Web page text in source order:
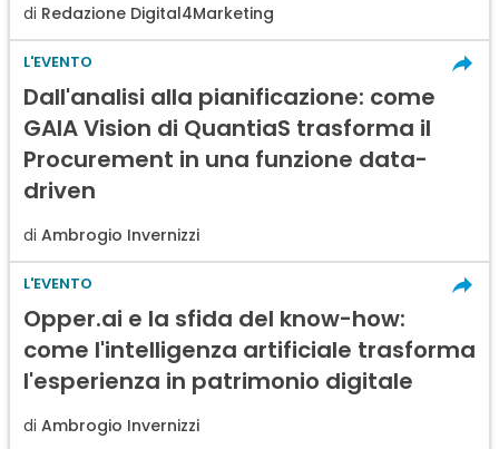
di Redazione Digital4Marketing
L'EVENTO
Dall'analisi alla pianificazione: come
GAIA Vision di QuantiaS trasforma il
Procurement in una funzione data-
driven
di Ambrogio Invernizzi
L'EVENTO
Opper.ai e la sfida del know-how:
come l'intelligenza artificiale trasforma
l'esperienza in patrimonio digitale
di Ambrogio Invernizzi